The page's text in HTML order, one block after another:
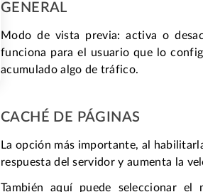
GENERAL
Modo de vista previa: activa o
funciona para el usuario que lo
acumulado algo de tráfico.
CACHÉ DE PÁGINAS
La opción más importante, al
respuesta del servidor y aumenta la
También aquí puede seleccionar